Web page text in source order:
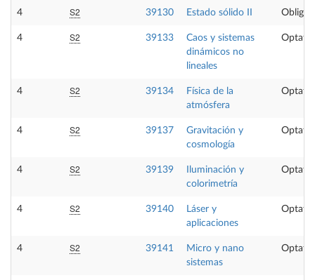
4 S2 39130 Estado sólido II
4 S2 39133
Caos y sistemas
dinámicos no
lineales
4 S2 39134
Física de la
atmósfera
4 S2 39137
Gravitación y
cosmología
4 S2 39139
Iluminación y
colorimetría
4 S2 39140
Láser y
aplicaciones
4 S2 39141
Micro y nano
sistemas